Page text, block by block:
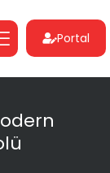
Portal